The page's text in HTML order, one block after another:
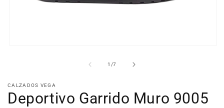
una
ventana
modal
1 /de
7
CALZADOS VEGA
Deportivo Garrido Muro 9005